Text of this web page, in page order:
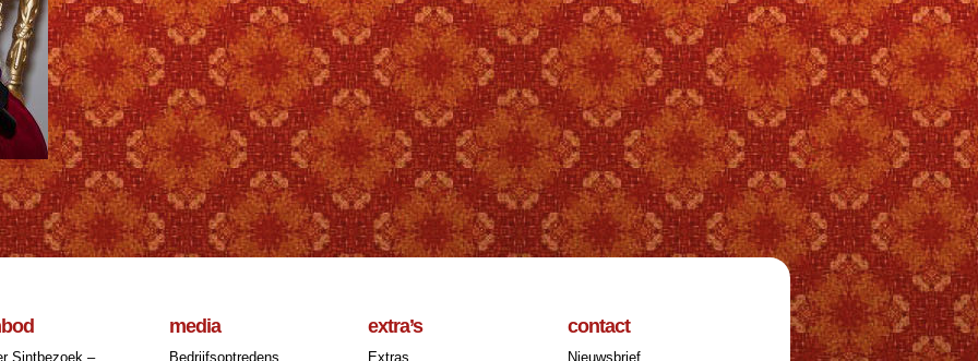
Sintbezoek –
media
Bedrijfsoptredens
extra’s
Extras
contact
Nieuwsbrief